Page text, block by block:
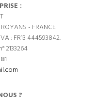
:
- FRANCE
: FR13 444593842.
2133264
?